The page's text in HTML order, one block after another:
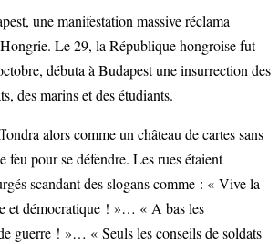
une manifestation massive réclama
Le 29, la République hongroise fut
débuta à Budapest une insurrection des
des marins et des étudiants.
alors comme un château de cartes sans
feu pour se défendre. Les rues étaient
scandant des slogans comme : « Vive la
et démocratique ! »… « A bas les
guerre ! »… « Seuls les conseils de soldats